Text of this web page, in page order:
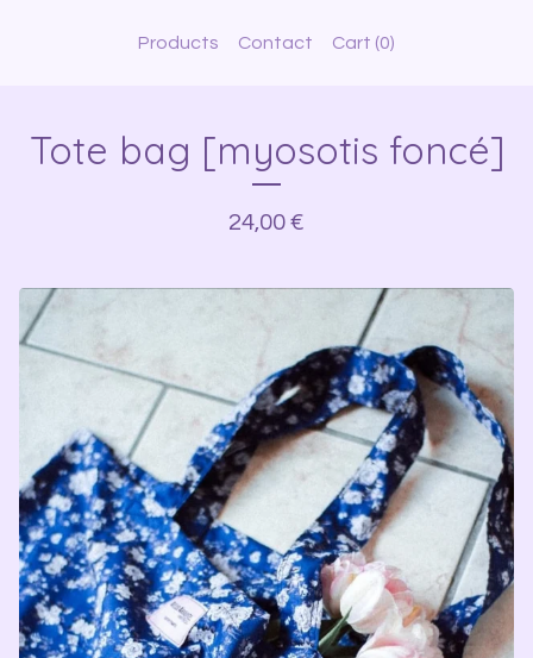
Products Contact Cart (0)
Tote bag [myosotis foncé]
24,00 €